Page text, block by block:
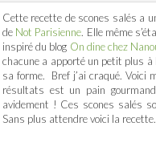
Cette recette de scones salés a
de Not Parisienne. Elle même
inspiré du blog On dine chez
chacune a apporté un petit plus
sa forme. Bref j’ai craqué. Voici
résultats est un pain
avidement ! Ces scones salés
Sans plus attendre voici la recette.